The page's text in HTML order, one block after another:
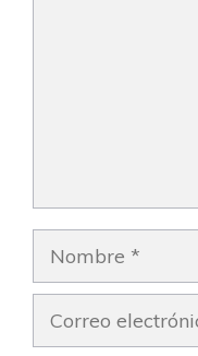
Nombre
Correo
electrónico